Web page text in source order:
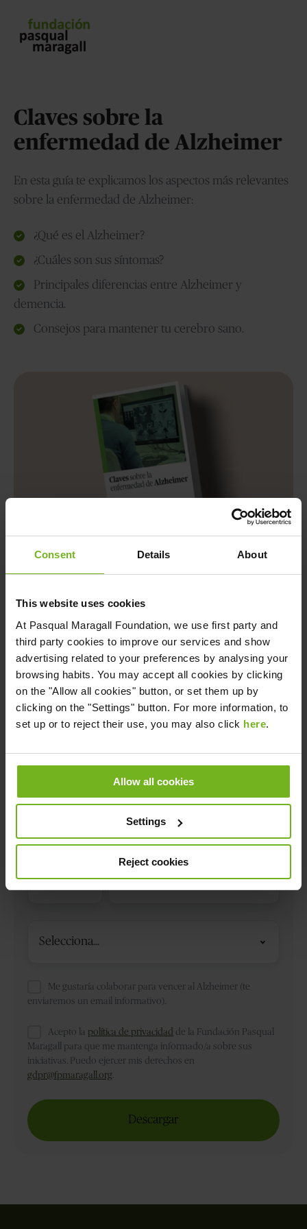
Consent Details About
This website uses cookies
At Pasqual Maragall Foundation, we use first party and
third party cookies to improve our services and show
advertising related to your preferences by analysing your
browsing habits. You may accept all cookies by clicking
on the "Allow all cookies" button, or set them up by
clicking on the "Settings" button. For more information, to
set up or to reject their use, you may also click here.
Allow all cookies
Settings
Reject cookies
Claves sobre la
enfermedad de Alzheimer
En esta guía te explicamos los aspectos más relevantes
sobre la enfermedad de Alzheimer:
¿Qué es el Alzheimer?
¿Cuáles son sus síntomas?
Principales diferencias entre Alzheimer y
demencia.
Consejos para mantener tu cerebro sano.
Descárgate la guía gratis
de
relación
con
Alzheimer?
*
Me gustaría colaborar para vencer al Alzheimer (te
enviaremos un email informativo).
Acepto la política de privacidad de la Fundación Pasqual
Maragall para que me mantenga informado/a sobre sus
iniciativas. Puedo ejercer mis derechos en
gdpr@fpmaragall.org.